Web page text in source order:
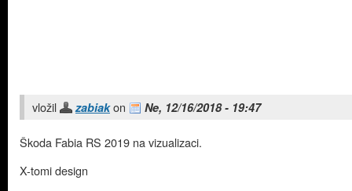
vložil zabiakon Ne, 12/16/2018 - 19:47
Škoda Fabia RS 2019 na vizualizaci.
X-tomi design